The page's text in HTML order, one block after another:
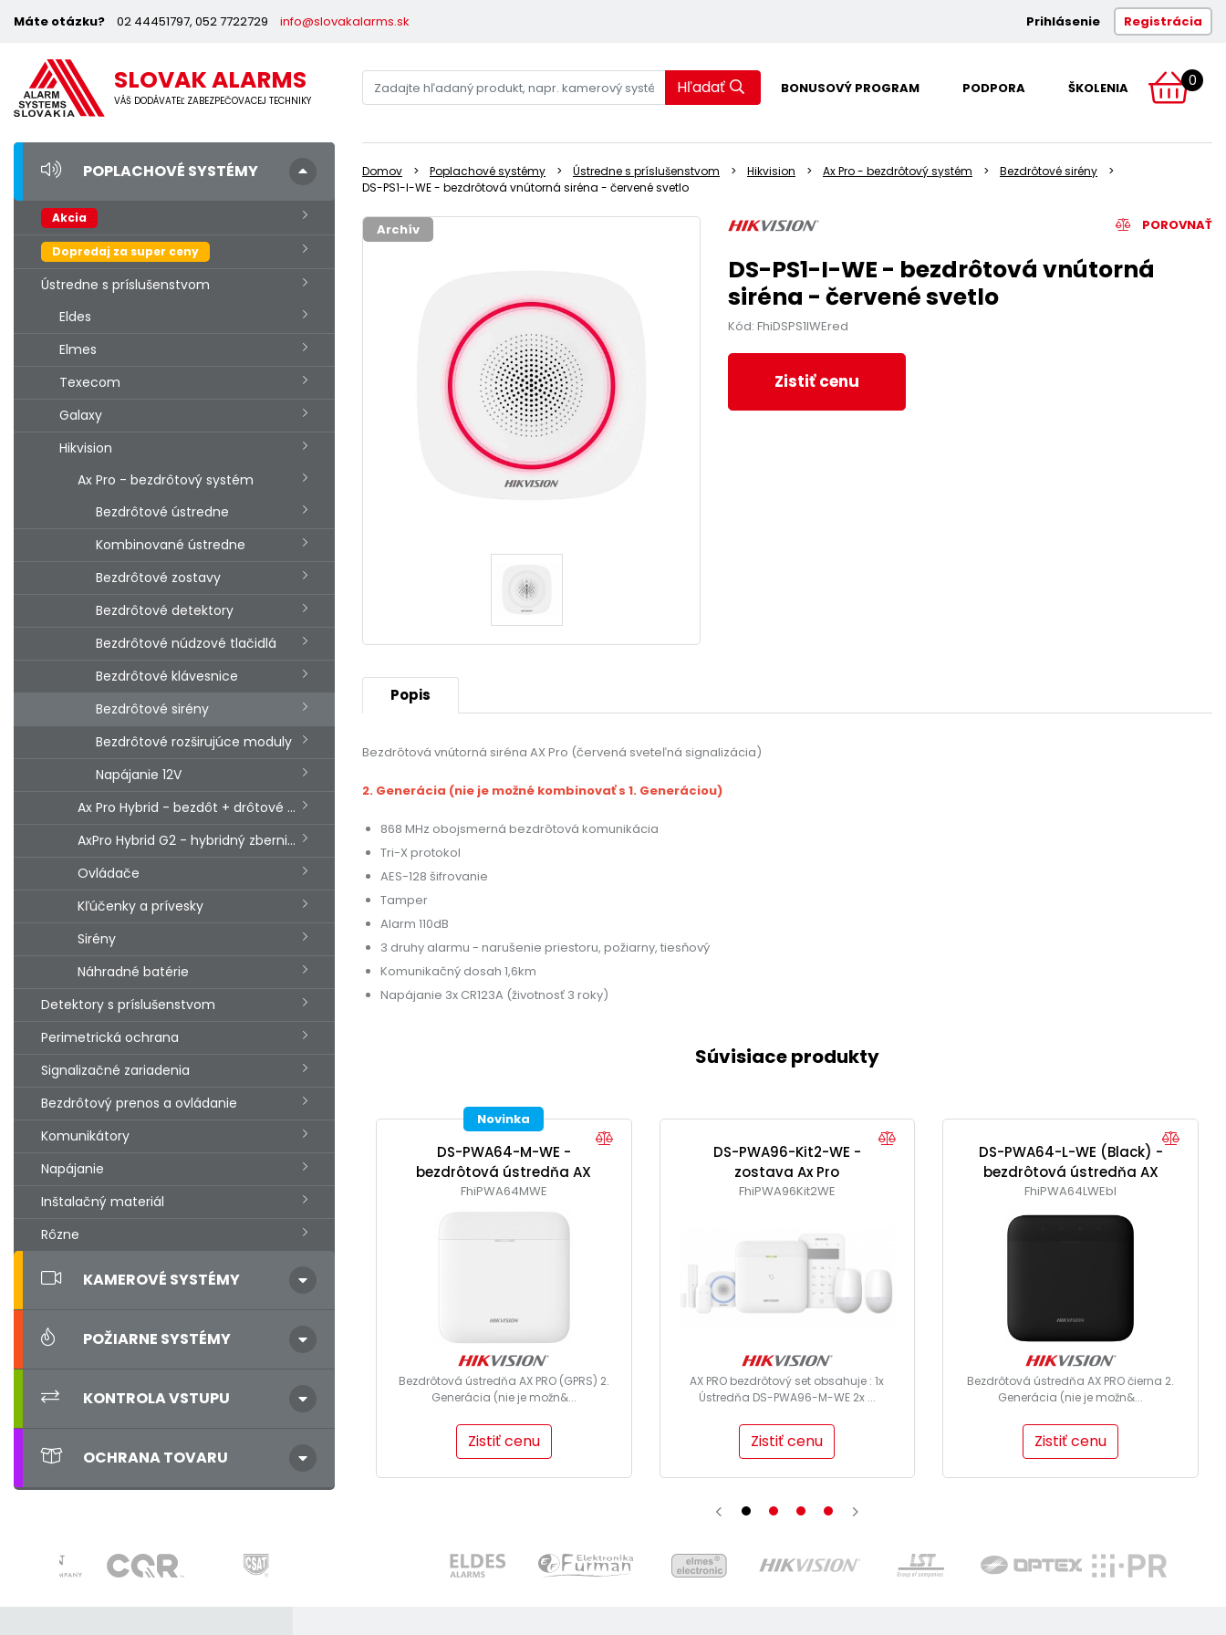
Máte otázku? 02 44451797, 052 7722729 info@slovakalarms.sk Prihlásenie Registrácia
SLOVAK ALARMS
VÁŠ DODÁVATEĽ ZABEZPEČOVACEJ TECHNIKY
Hľadať BONUSOVÝ PROGRAM PODPORA ŠKOLENIA 0
POPLACHOVÉ SYSTÉMY
Akcia
Dopredaj za super ceny
Ústredne s príslušenstvom
Eldes
Elmes
Texecom
Galaxy
Hikvision
Ax Pro - bezdrôtový systém
Bezdrôtové ústredne
Kombinované ústredne
Bezdrôtové zostavy
Bezdrôtové detektory
Bezdrôtové núdzové tlačidlá
Bezdrôtové klávesnice
Bezdrôtové sirény
Bezdrôtové rozširujúce moduly
Napájanie 12V
Ax Pro Hybrid - bezdôt + drôtové vstupy
AxPro Hybrid G2 - hybridný zbernicový systém
Ovládače
Kľúčenky a prívesky
Sirény
Náhradné batérie
Detektory s príslušenstvom
Perimetrická ochrana
Signalizačné zariadenia
Bezdrôtový prenos a ovládanie
Komunikátory
Napájanie
Inštalačný materiál
Rôzne
KAMEROVÉ SYSTÉMY
POŽIARNE SYSTÉMY
KONTROLA VSTUPU
OCHRANA TOVARU
Domov Poplachové systémy Ústredne s príslušenstvom Hikvision Ax Pro - bezdrôtový systém
Bezdrôtové sirény
DS-PS1-I-WE - bezdrôtová vnútorná siréna - červené svetlo
Archív POROVNAŤ
DS-PS1-I-WE - bezdrôtová vnútorná
siréna - červené svetlo
Kód: FhiDSPS1IWEred
Zistiť cenu
Popis
Bezdrôtová vnútorná siréna AX Pro (červená sveteľná signalizácia)
2. Generácia (nie je možné kombinovať s 1. Generáciou)
868 MHz obojsmerná bezdrôtová komunikácia
Tri-X protokol
AES-128 šifrovanie
Tamper
Alarm 110dB
3 druhy alarmu - narušenie priestoru, požiarny, tiesňový
Komunikačný dosah 1,6km
Napájanie 3x CR123A (životnosť 3 roky)
Súvisiace produkty
Novinka
DS-PWA64-M-WE -
bezdrôtová ústredňa AX
Pro
FhiPWA64MWE
Bezdrôtová ústredňa AX PRO (GPRS) 2.
Generácia (nie je možn&...
Zistiť cenu
DS-PWA96-Kit2-WE -
zostava Ax Pro
FhiPWA96Kit2WE
AX PRO bezdrôtový set obsahuje : 1x
Ústredňa DS-PWA96-M-WE 2x ...
Zistiť cenu
DS-PWA64-L-WE (Black) -
bezdrôtová ústredňa AX
Pro (Čierna)
FhiPWA64LWEbl
Bezdrôtová ústredňa AX PRO čierna 2.
Generácia (nie je možn&...
Zistiť cenu